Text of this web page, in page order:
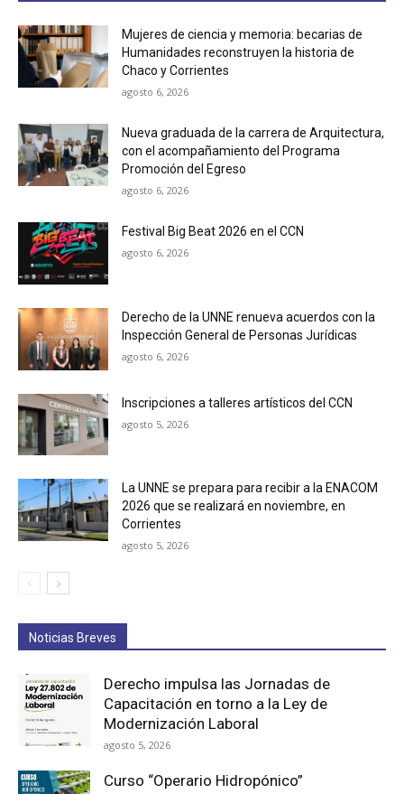
Mujeres de ciencia y memoria: becarias de
Humanidades reconstruyen la historia de
Chaco y Corrientes
agosto 6, 2026
Nueva graduada de la carrera de Arquitectura,
con el acompañamiento del Programa
Promoción del Egreso
agosto 6, 2026
Festival Big Beat 2026 en el CCN
agosto 6, 2026
Derecho de la UNNE renueva acuerdos con la
Inspección General de Personas Jurídicas
agosto 6, 2026
Inscripciones a talleres artísticos del CCN
agosto 5, 2026
La UNNE se prepara para recibir a la ENACOM
2026 que se realizará en noviembre, en
Corrientes
agosto 5, 2026
Noticias Breves
Derecho impulsa las Jornadas de
Capacitación en torno a la Ley de
Modernización Laboral
agosto 5, 2026
Curso “Operario Hidropónico”